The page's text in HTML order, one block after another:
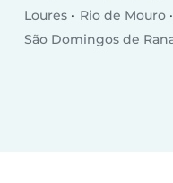
Loures
Rio de Mouro
São Domingos de